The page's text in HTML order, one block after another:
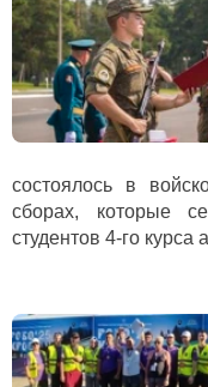
состоялось в
сборах, которые
студентов 4-го курса